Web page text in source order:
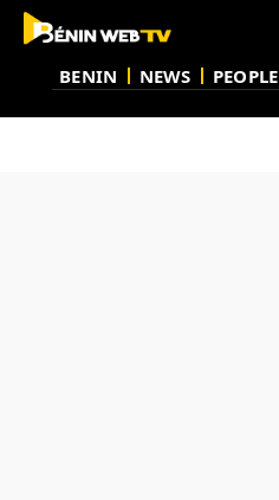
BENIN NEWS PEOPLE